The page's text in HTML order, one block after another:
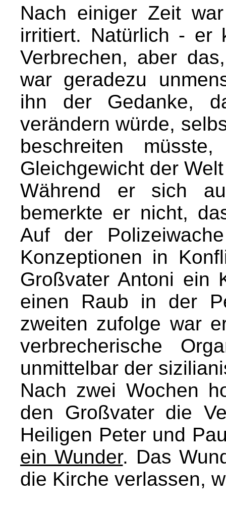
Nach einiger Zeit
irritiert. Natürlich - er
Verbrechen, aber
war geradezu
ihn der Gedanke,
verändern würde,
beschreiten
Gleichgewicht der
Während er sich
bemerkte er nicht,
Auf der
Konzeptionen in
Großvater Antoni ein
einen Raub in der
zweiten zufolge war
verbrecherische
unmittelbar der
Nach zwei Wochen
den Großvater die
Heiligen Peter und
ein Wunder. Das
die Kirche verlassen,